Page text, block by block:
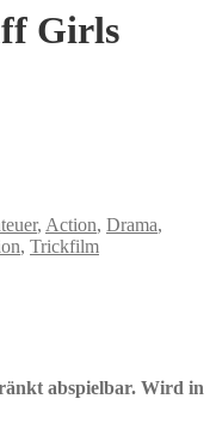
Girls
, Action, Drama,
, Trickfilm
abspielbar. Wird in